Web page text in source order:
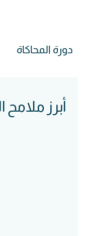
دورة المحاكاة
أبرز ملامح